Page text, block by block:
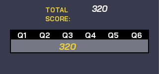
TOTAL
SCORE:
320
Q1 Q2 Q3 Q4 Q5 Q6
320